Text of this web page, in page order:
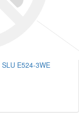
E524-3WE